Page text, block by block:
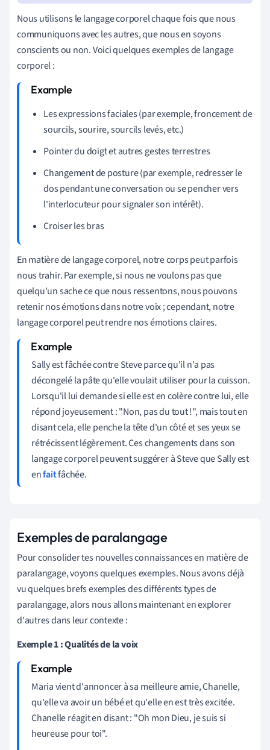
Nous utilisons le langage corporel chaque fois que nous
communiquons avec les autres, que nous en soyons
conscients ou non. Voici quelques exemples de langage
corporel :
Les expressions faciales (par exemple, froncement de
sourcils, sourire, sourcils levés, etc.)
Pointer du doigt et autres gestes terrestres
Changement de posture (par exemple, redresser le
dos pendant une conversation ou se pencher vers
l'interlocuteur pour signaler son intérêt).
Croiser les bras
En matière de langage corporel, notre corps peut parfois
nous trahir. Par exemple, si nous ne voulons pas que
quelqu'un sache ce que nous ressentons, nous pouvons
retenir nos émotions dans notre voix ; cependant, notre
langage corporel peut rendre nos émotions claires.
Sally est fâchée contre Steve parce qu'il n'a pas
décongelé la pâte qu'elle voulait utiliser pour la cuisson.
Lorsqu'il lui demande si elle est en colère contre lui, elle
répond joyeusement : "Non, pas du tout !", mais tout en
disant cela, elle penche la tête d'un côté et ses yeux se
rétrécissent légèrement. Ces changements dans son
langage corporel peuvent suggérer à Steve que Sally est
enfaitfâchée.
Exemples de paralangage
Pour consolider tes nouvelles connaissances en matière de
paralangage, voyons quelques exemples. Nous avons déjà
vu quelques brefs exemples des différents types de
paralangage, alors nous allons maintenant en explorer
d'autres dans leur contexte :
Exemple 1 : Qualités de la voix
Maria vient d'annoncer à sa meilleure amie, Chanelle,
qu'elle va avoir un bébé et qu'elle en est très excitée.
Chanelle réagit en disant : "Oh mon Dieu, je suis si
heureuse pour toi".